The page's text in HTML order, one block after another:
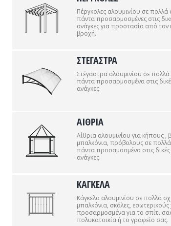
Πέργκολες αλουμινίου σε πολλά
πάντα προσαρμοσμένες στις
ανάγκες για προστασία από τον
βροχή.
ΣΤΕΓΑΣΤΡΑ
Στέγαστρα αλουμινίου σε πολλά
πάντα προσαρμοσμένα στις
ανάγκες.
ΑΙΘΡΙΑ
Αίθρια αλουμινίου για κήπους ,
μπαλκόνια, πρόβολους σε πολλά
πάντα προσαμοσμένα στις
ανάγκες.
ΚΑΓΚΕΛΑ
Κάγκελα αλουμινίου σε πολλά
μπαλκόνια, σκάλες,
προσαρμοσμένα για το σπίτι
πολυκατοικία ή το γραφείο σας.